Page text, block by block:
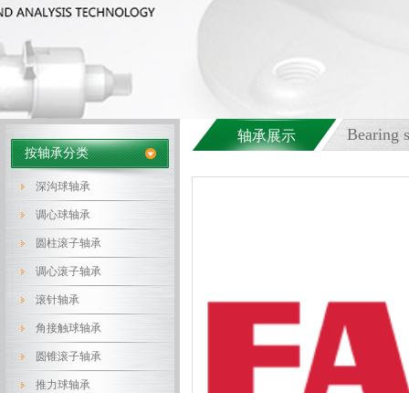
按轴承分类
深沟球轴承
调心球轴承
圆柱滚子轴承
调心滚子轴承
滚针轴承
角接触球轴承
圆锥滚子轴承
推力球轴承
轴承展示